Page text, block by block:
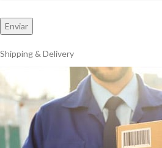
Shipping & Delivery